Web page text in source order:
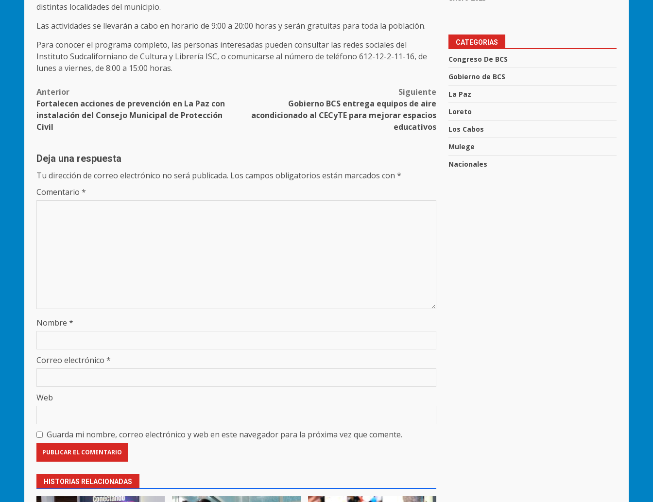
distintas localidades del municipio.
Las actividades se llevarán a cabo en horario de 9:00 a 20:00 horas y serán gratuitas para toda la población.
Para conocer el programa completo, las personas interesadas pueden consultar las redes sociales del
Instituto Sudcaliforniano de Cultura y Librería ISC, o comunicarse al número de teléfono 612-12-2-11-16, de
lunes a viernes, de 8:00 a 15:00 horas.
Post
navigation
Anterior
Fortalecen acciones de prevención en La Paz con
instalación del Consejo Municipal de Protección
Civil
Siguiente
Gobierno BCS entrega equipos de aire
acondicionado al CECyTE para mejorar espacios
educativos
Deja una respuesta
Tu dirección de correo electrónico no será publicada. Los campos obligatorios están marcados con *
Comentario *
Nombre *
Correo electrónico *
Web
Guarda mi nombre, correo electrónico y web en este navegador para la próxima vez que comente.
HISTORIAS RELACIONADAS
CATEGORIAS
Congreso De BCS
Gobierno de BCS
La Paz
Loreto
Los Cabos
Mulege
Nacionales